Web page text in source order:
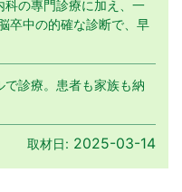
の專門診療に加え、一
卒中の的確な診断で、早
診療。患者も家族も納
取材日: 2025-03-14